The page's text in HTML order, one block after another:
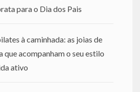
para o Dia dos Pais
à caminhada: as joias de
que acompanham o seu estilo
ativo